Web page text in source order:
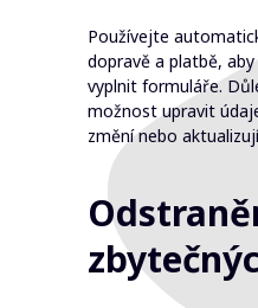
Používejte
dopravě a platbě,
vyplnit formuláře.
možnost upravit
změní nebo